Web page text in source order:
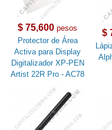
$ 75,600 pesos
Protector de Área
Activa para Display
Digitalizador XP-PEN
Artist 22R Pro - AC78
$